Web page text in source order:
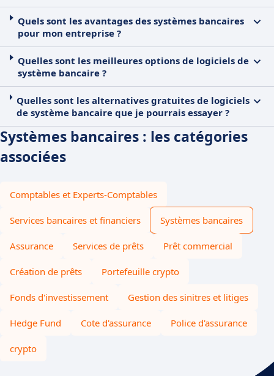
Quels sont les avantages des systèmes bancaires
pour mon entreprise ?
Quelles sont les meilleures options de logiciels de
système bancaire ?
Quelles sont les alternatives gratuites de logiciels
de système bancaire que je pourrais essayer ?
Systèmes bancaires : les catégories
associées
Comptables et Experts-Comptables
Services bancaires et financiers Systèmes bancaires
Assurance Services de prêts Prêt commercial
Création de prêts Portefeuille crypto
Fonds d'investissement Gestion des sinitres et litiges
Hedge Fund Cote d'assurance Police d'assurance
crypto